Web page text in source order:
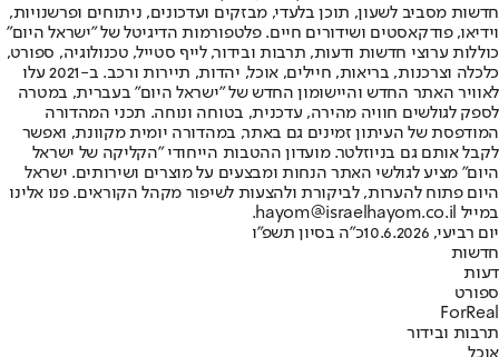
חדשות מסביב לשעון, תוכן בלעדי, מבזקים ועדכונים, ניתוחים ופרשנויות,
וידיאו, פודקאסטים ושידורים חיים. פלטפורמות הדיגיטל של "ישראל היום"
כוללות ערוצי חדשות ודעות, תרבות ובידור, לייף סטייל, טכנולוגיה, ספורט,
כלכלה וצרכנות, בריאות, חיילים, אוכל, יהדות, תיירות ורכב. ב-2021 עלו
לאוויר האתר החדש והיישומון החדש של "ישראל היום" בעברית, במטרה
לספק לגולשים חוויה מהירה, עדכנית, בטוחה ונוחה. תכני המהדורה
המודפסת של העיתון זמינים גם באתר, במהדורה יומית מקוונת, ואפשר
לקבל אותם גם בניוזלטר. מועדון ההטבות הייחודי "הקליקה של ישראל
היום" מציע לגולשי האתר הנחות ומבצעים על מוצרים ושירותים. ישראל
היום פתוח להערות, לביקורת ולהצעות לשיפור מקהל הקוראים. פנו אלינו
במייל hayom@israelhayom.co.il.
יום רביעי, 10.6.2026
כ"ה בסיון תשפ"ו
חדשות
דעות
ספורט
ForReal
תרבות ובידור